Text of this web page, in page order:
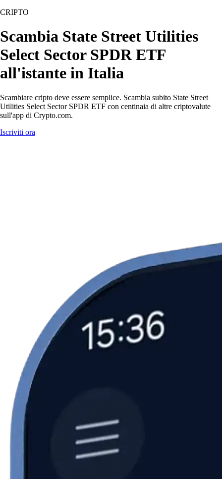
CRIPTO
Scambia State Street Utilities
Select Sector SPDR ETF
all'istante in Italia
Scambiare cripto deve essere semplice. Scambia subito State Street
Utilities Select Sector SPDR ETF con centinaia di altre criptovalute
sull'app di Crypto.com.
Iscriviti ora